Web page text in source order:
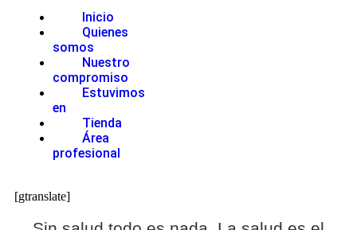
Inicio
Quienes
somos
Nuestro
compromiso
Estuvimos
en
Tienda
Área
profesional
[gtranslate]